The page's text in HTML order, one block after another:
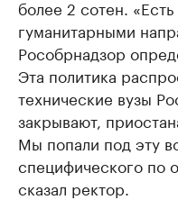
более 2 сотен.
гуманитарными
Рособрнадзор
Эта политика
технические вузы
закрывают,
Мы попали под эту
специфического по
сказал ректор.